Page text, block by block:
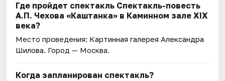
Где пройдет спектакль Спектакль-повесть
А.П. Чехова «Каштанка» в Каминном зале ХIX
века?
Место проведения: Картинная галерея Александра
Шилова. Город — Москва.
Когда запланирован спектакль?